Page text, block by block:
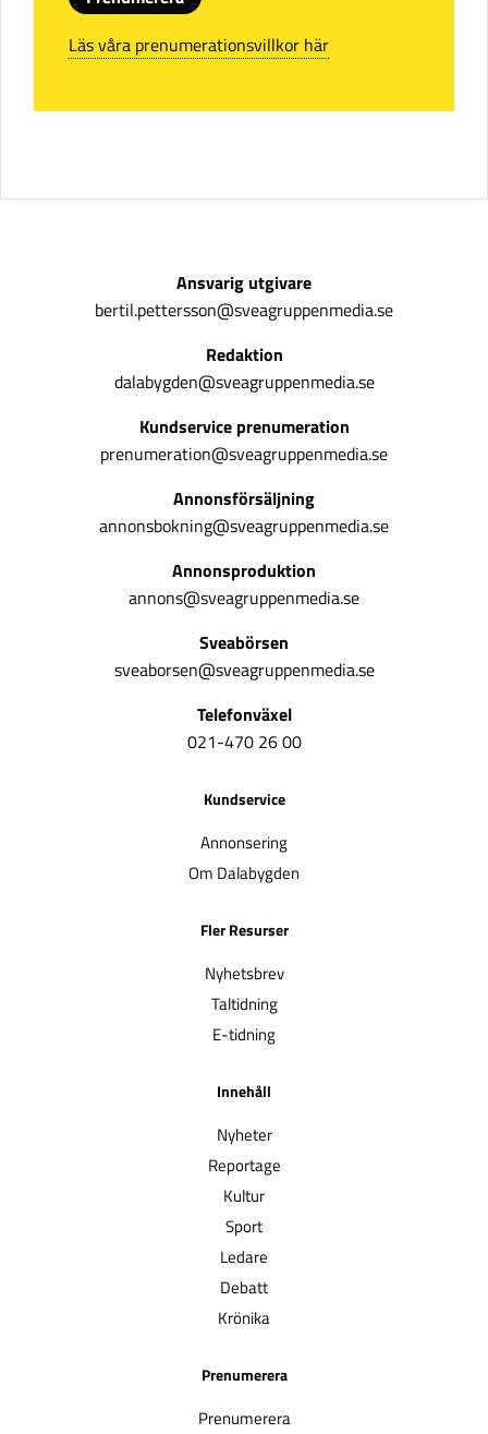
Läs våra prenumerationsvillkor här
Ansvarig utgivare
bertil.pettersson@sveagruppenmedia.se
Redaktion
dalabygden@sveagruppenmedia.se
Kundservice prenumeration
prenumeration@sveagruppenmedia.se
Annonsförsäljning
annonsbokning@sveagruppenmedia.se
Annonsproduktion
annons@sveagruppenmedia.se
Sveabörsen
sveaborsen@sveagruppenmedia.se
Telefonväxel
021-470 26 00
Kundservice
Annonsering
Om Dalabygden
Fler Resurser
Nyhetsbrev
Taltidning
E-tidning
Innehåll
Nyheter
Reportage
Kultur
Sport
Ledare
Debatt
Krönika
Prenumerera
Prenumerera